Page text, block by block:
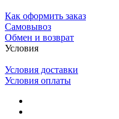
Как оформить заказ
Самовывоз
Обмен и возврат
Условия
Условия доставки
Условия оплаты